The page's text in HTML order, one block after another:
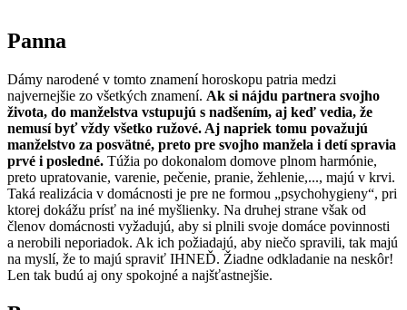
Panna
Dámy narodené v tomto znamení horoskopu patria medzi
najvernejšie zo všetkých znamení. Ak si nájdu partnera svojho
života, do manželstva vstupujú s nadšením, aj keď vedia, že
nemusí byť vždy všetko ružové. Aj napriek tomu považujú
manželstvo za posvätné, preto pre svojho manžela i detí spravia
prvé i posledné. Túžia po dokonalom domove plnom harmónie,
preto upratovanie, varenie, pečenie, pranie, žehlenie,..., majú v krvi.
Taká realizácia v domácnosti je pre ne formou „psychohygieny“, pri
ktorej dokážu prísť na iné myšlienky. Na druhej strane však od
členov domácnosti vyžadujú, aby si plnili svoje domáce povinnosti
a nerobili neporiadok. Ak ich požiadajú, aby niečo spravili, tak majú
na myslí, že to majú spraviť IHNEĎ. Žiadne odkladanie na neskôr!
Len tak budú aj ony spokojné a najšťastnejšie.